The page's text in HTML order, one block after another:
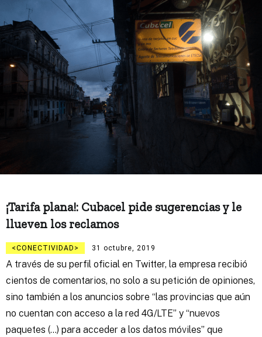
¡Tarifa plana!: Cubacel pide sugerencias y le
llueven los reclamos
CONECTIVIDAD 31 octubre, 2019
A través de su perfil oficial en Twitter, la empresa recibió
cientos de comentarios, no solo a su petición de opiniones,
sino también a los anuncios sobre “las provincias que aún
no cuentan con acceso a la red 4G/LTE” y “nuevos
paquetes (…) para acceder a los datos móviles” que